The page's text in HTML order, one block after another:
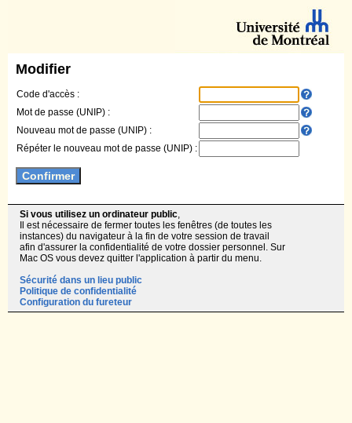
Modifier
Code d'accès :
Mot de passe (UNIP) :
Nouveau mot de passe (UNIP) :
Répéter le nouveau mot de passe (UNIP) :
Si vous utilisez un ordinateur public,
Il est nécessaire de fermer toutes les fenêtres (de toutes les
instances) du navigateur à la fin de votre session de travail
afin d'assurer la confidentialité de votre dossier personnel. Sur
Mac OS vous devez quitter l'application à partir du menu.
Sécurité dans un lieu public
Politique de confidentialité
Configuration du fureteur